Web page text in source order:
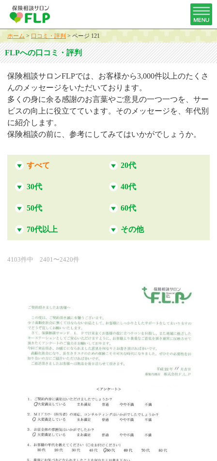
ホーム > 口コミ・評判 > ページ 121
FLPへの口コミ・評判
保険相談サロンFLPでは、お客様から3,000件以上のたくさ
んのメッセージをいただいております。
多くの身に余る感謝のお言葉やご意見の一つ一つを、サー
ビスの向上に役立てています。そのメッセージを、年代別
に紹介します。
保険相談の前に、参考にしてみてはいかがでしょうか。
すべて 20代
30代 40代
50代 60代
70代以上 その他
4103件中 2401〜2420件